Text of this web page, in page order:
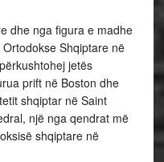
dhe nga figura e madhe
Shqiptare në
jetës
prift në Boston dhe
shqiptar në Saint
një nga qendrat më
shqiptare në